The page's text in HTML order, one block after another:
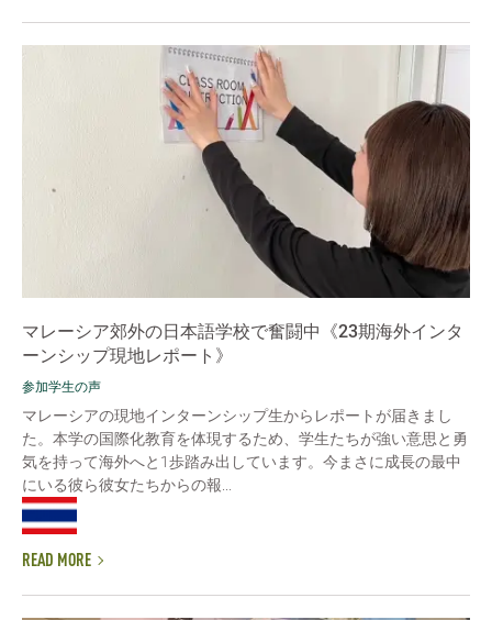
マレーシア郊外の日本語学校で奮闘中《23期海外インタ
ーンシップ現地レポート》
参加学生の声
マレーシアの現地インターンシップ生からレポートが届きまし
た。本学の国際化教育を体現するため、学生たちが強い意思と勇
気を持って海外へと1歩踏み出しています。今まさに成長の最中
にいる彼ら彼女たちからの報...
READ MORE